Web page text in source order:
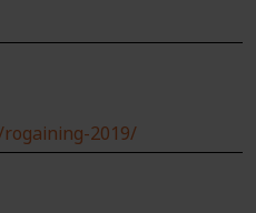
2019/